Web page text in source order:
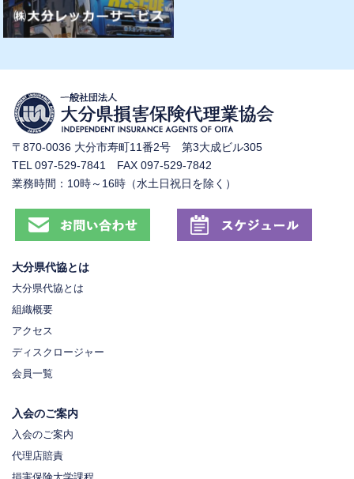
〒870-0036 大分市寿町11番2号 第3大成ビル305
TEL 097-529-7841 FAX 097-529-7842
業務時間：10時～16時（水土日祝日を除く）
大分県代協とは
大分県代協とは
組織概要
アクセス
ディスクロージャー
会員一覧
入会のご案内
入会のご案内
代理店賠責